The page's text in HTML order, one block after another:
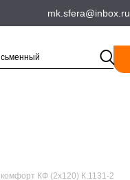
mk.sfera@inbox.ru
КФ (2х120) К.1131-2